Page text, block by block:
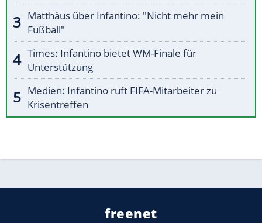
Matthäus über Infantino: "Nicht mehr mein
Fußball"
Times: Infantino bietet WM-Finale für
Unterstützung
Medien: Infantino ruft FIFA-Mitarbeiter zu
Krisentreffen
freenet